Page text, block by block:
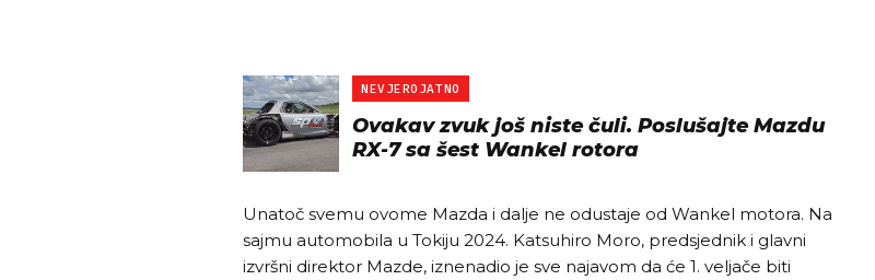
NEVJEROJATNO
Ovakav zvuk još niste čuli. Poslušajte Mazdu
RX-7 sa šest Wankel rotora
Unatoč svemu ovome Mazda i dalje ne odustaje od Wankel motora. Na
sajmu automobila u Tokiju 2024. Katsuhiro Moro, predsjednik i glavni
izvršni direktor Mazde, iznenadio je sve najavom da će 1. veljače biti